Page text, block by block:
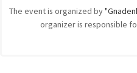
The event is organized by
organizer is responsible